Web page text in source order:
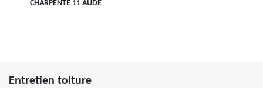
CHARPENTE 11 AUDE
Entretien toiture